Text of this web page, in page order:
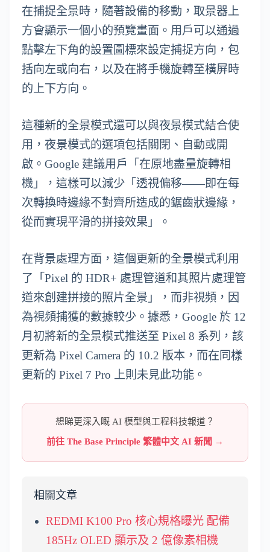
在捕捉全景時，隨著設備的移動，取景器上
方會顯示一個小的預覽畫面。用戶可以通過
點擊左下角的設置圖標來設定捕捉方向，包
括向左或向右，以及在將手機旋轉至橫屏時
的上下方向。
這種新的全景模式還可以與夜景模式結合使
用，夜景模式的選項包括關閉、自動或開
啟。Google 建議用戶「在原地盡量旋轉相
機」，這樣可以減少「透視偏移——即在每
次轉換時邊緣不對齊所造成的鋸齒狀邊緣，
從而實現平滑的拼接效果」。
在背景處理方面，這個更新的全景模式利用
了「Pixel 的 HDR+ 處理管道和其照片處理管
道來創建拼接的照片全景」，而非視頻，因
為視頻捕獲的數據較少。據悉，Google 於 12
月初將新的全景模式推送至 Pixel 8 系列，該
更新為 Pixel Camera 的 10.2 版本，而在同樣
更新的 Pixel 7 Pro 上則未見此功能。
想睇更深入嘅 AI 模型與工程科技報道？
前往 The Base Principle 繁體中文 AI 新聞 →
相關文章
REDMI K100 Pro 核心規格曝光 配備
185Hz OLED 顯示及 2 億像素相機